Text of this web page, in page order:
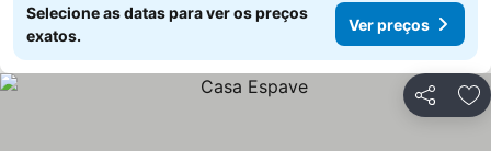
Selecione as datas para ver os preços
exatos.
Ver preços
Partilhar